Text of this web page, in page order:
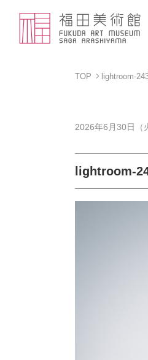
TOP lightroom-
2026年6月30日（
lightroom-